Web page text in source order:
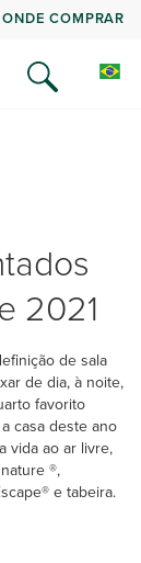
ONDE COMPRAR
2021
de sala
de dia, à noite,
favorito
casa deste ano
vida ao ar livre,
®,
e tabeira.